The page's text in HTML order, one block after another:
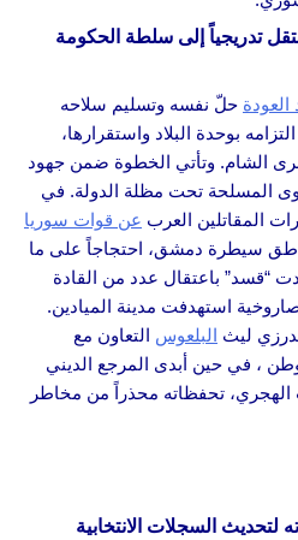
تدريجياً إلى سلطة الحكومة
العودة حلّ نفسه وتسليم سلاحه
بوحدة البلاد واستقرارها،
الشام. وتأتي الخطوة ضمن جهود
المسلحة تحت مظلة الدولة. في
المقاتلين العرب عن قوات سوريا
سيطرة دمشق، احتجاجاً على ما
“قسد” باعتقال عدد من القادة
استهدفت مدينة الميادين.
ليث البلعوس التعاون مع
، في حين أبدى المرجع الديني
الهجري، تحفظاته محذراً من مخاطر
لتحديث السجلات الانتخابية